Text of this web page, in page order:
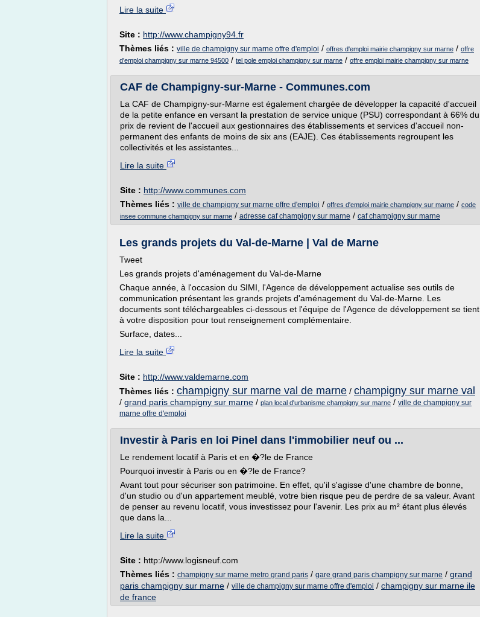
Lire la suite
Site : http://www.champigny94.fr
Thèmes liés : ville de champigny sur marne offre d'emploi / offres d'emploi mairie champigny sur marne / offre
d'emploi champigny sur marne 94500 / tel pole emploi champigny sur marne / offre emploi mairie champigny sur marne
CAF de Champigny-sur-Marne - Communes.com
La CAF de Champigny-sur-Marne est également chargée de développer la capacité d'accueil
de la petite enfance en versant la prestation de service unique (PSU) correspondant à 66% du
prix de revient de l'accueil aux gestionnaires des établissements et services d'accueil non-
permanent des enfants de moins de six ans (EAJE). Ces établissements regroupent les
collectivités et les assistantes...
Lire la suite
Site : http://www.communes.com
Thèmes liés : ville de champigny sur marne offre d'emploi / offres d'emploi mairie champigny sur marne / code
insee commune champigny sur marne / adresse caf champigny sur marne / caf champigny sur marne
Les grands projets du Val-de-Marne | Val de Marne
Tweet
Les grands projets d'aménagement du Val-de-Marne
Chaque année, à l'occasion du SIMI, l'Agence de développement actualise ses outils de
communication présentant les grands projets d'aménagement du Val-de-Marne. Les
documents sont téléchargeables ci-dessous et l'équipe de l'Agence de développement se tient
à votre disposition pour tout renseignement complémentaire.
Surface, dates...
Lire la suite
Site : http://www.valdemarne.com
Thèmes liés : champigny sur marne val de marne / champigny sur marne val
/ grand paris champigny sur marne / plan local d'urbanisme champigny sur marne / ville de champigny sur
marne offre d'emploi
Investir à Paris en loi Pinel dans l'immobilier neuf ou ...
Le rendement locatif à Paris et en �?le de France
Pourquoi investir à Paris ou en �?le de France?
Avant tout pour sécuriser son patrimoine. En effet, qu'il s'agisse d'une chambre de bonne,
d'un studio ou d'un appartement meublé, votre bien risque peu de perdre de sa valeur. Avant
de penser au revenu locatif, vous investissez pour l'avenir. Les prix au m² étant plus élevés
que dans la...
Lire la suite
Site : http://www.logisneuf.com
Thèmes liés : champigny sur marne metro grand paris / gare grand paris champigny sur marne / grand
paris champigny sur marne / ville de champigny sur marne offre d'emploi / champigny sur marne ile
de france